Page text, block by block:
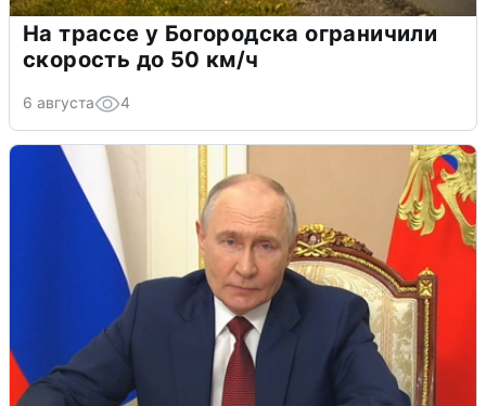
На трассе у Богородска ограничили
скорость до 50 км/ч
6 августа 4